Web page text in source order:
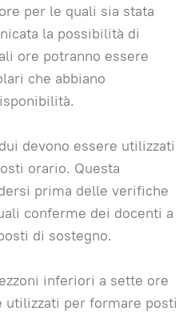
per le quali sia stata
la possibilità di
ore potranno essere
che abbiano
devono essere utilizzati
orario. Questa
prima delle verifiche
conferme dei docenti a
di sostegno.
inferiori a sette ore
utilizzati per formare posti